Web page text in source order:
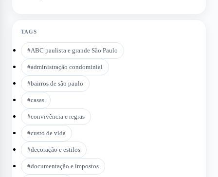
TAGS
#ABC paulista e grande São Paulo
#administração condominial
#bairros de são paulo
#casas
#convivência e regras
#custo de vida
#decoração e estilos
#documentação e impostos